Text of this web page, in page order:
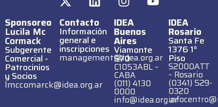
Sponsoreo
Lucila Mc
Cormack
Subgerente
Comercial -
Patrocinios
y Socios
lmccomarck@idea.org.ar
Contacto
Información
general e
inscripciones
management@idea.org.ar
IDEA
Buenos
Aires
Viamonte
570
C1053ABL –
CABA
(011) 4130
0000
info@idea.org.ar
IDEA
Rosario
Santa Fe
1376 1°
Piso
S2000ATT
– Rosario
(0341) 529-
0320